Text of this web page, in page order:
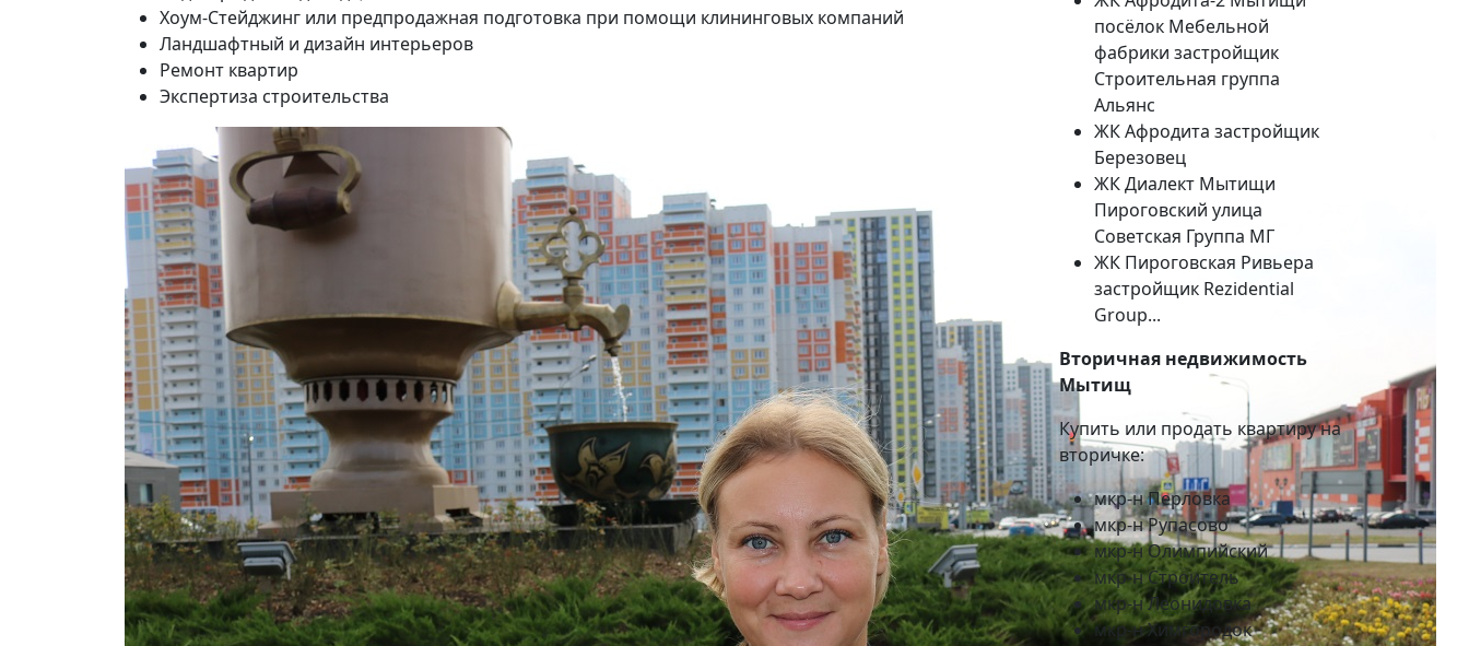
Хоум-Стейджинг или предпродажная подготовка при помощи клининговых компаний
Ландшафтный и дизайн интерьеров
Ремонт квартир
Экспертиза строительства
посёлок Мебельной
фабрики застройщик
Строительная группа
Альянс
ЖК Афродита застройщик
Березовец
ЖК Диалект Мытищи
Пироговский улица
Советская Группа МГ
ЖК Пироговская Ривьера
застройщик Rezidential
Group...
Вторичная недвижимость
Мытищ
Купить или продать квартиру на
вторичке:
мкр-н Перловка
мкр-н Рупасово
мкр-н Олимпийский
мкр-н Строитель
мкр-н Леонидовка
мкр-н Химгородок